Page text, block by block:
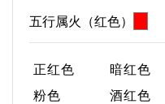
五行属火（红色）
正红色 暗红色
粉色
酒红色